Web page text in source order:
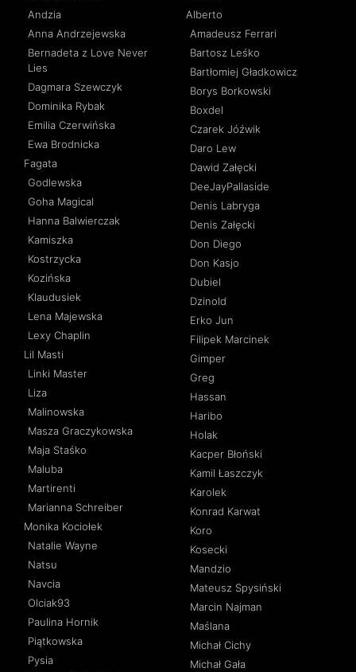
Andzia
Anna Andrzejewska
Bernadeta z Love Never
Lies
Dagmara Szewczyk
Dominika Rybak
Emilia Czerwińska
Ewa Brodnicka
Fagata
Godlewska
Goha Magical
Hanna Balwierczak
Kamiszka
Kostrzycka
Kozińska
Klaudusiek
Lena Majewska
Lexy Chaplin
Lil Masti
Linki Master
Liza
Malinowska
Masza Graczykowska
Maja Staśko
Maluba
Martirenti
Marianna Schreiber
Monika Kociołek
Natalie Wayne
Natsu
Navcia
Olciak93
Paulina Hornik
Piątkowska
Pysia
Alberto
Amadeusz Ferrari
Bartosz Leśko
Bartłomiej Gładkowicz
Borys Borkowski
Boxdel
Czarek Jóźwik
Daro Lew
Dawid Załęcki
DeeJayPallaside
Denis Labryga
Denis Załęcki
Don Diego
Don Kasjo
Dubiel
Dzinold
Erko Jun
Filipek Marcinek
Gimper
Greg
Hassan
Haribo
Holak
Kacper Błoński
Kamil Łaszczyk
Karolek
Konrad Karwat
Koro
Kosecki
Mandzio
Mateusz Spysiński
Marcin Najman
Maślana
Michał Cichy
Michał Gała